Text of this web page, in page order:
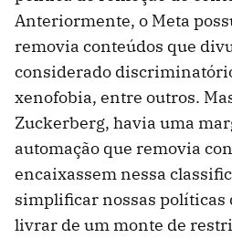
Anteriormente, o Meta
removia conteúdos que
considerado
xenofobia, entre outros.
Zuckerberg, havia uma
automação que removia
encaixassem nessa
simplificar nossas políticas
livrar de um monte de